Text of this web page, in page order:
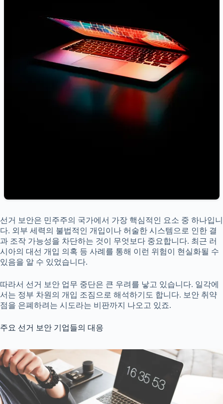
선거 보안은 민주주의 국가에서 가장 핵심적인 요소 중 하나입니
다. 외부 세력의 불법적인 개입이나 허술한 시스템으로 인한 결
과 조작 가능성을 차단하는 것이 무엇보다 중요합니다. 최근 러
시아의 대선 개입 의혹 등 사례를 통해 이런 위험이 현실화될 수
있음을 알 수 있었습니다.
따라서 선거 보안 업무 중단은 큰 우려를 낳고 있습니다. 일각에
서는 정부 차원의 개입 조짐으로 해석하기도 합니다. 보안 취약
점을 은폐하려는 시도라는 비판까지 나오고 있죠.
주요 선거 보안 기업들의 대응